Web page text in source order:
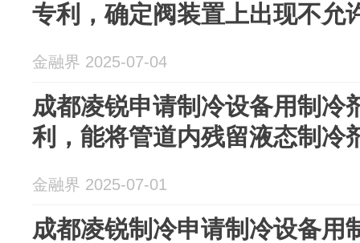
专利，确定阀装置上出现不允
金融界 2025-07-04
成都凌锐申请制冷设备用制冷
利，能将管道内残留液态制冷
金融界 2025-07-01
成都凌锐制冷申请制冷设备用